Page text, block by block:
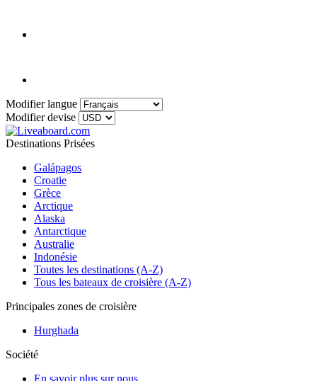
Modifier langue
Modifier devise
Destinations Prisées
Galápagos
Croatie
Grèce
Arctique
Alaska
Antarctique
Australie
Indonésie
Toutes les destinations (A-Z)
Tous les bateaux de croisière (A-Z)
Principales zones de croisière
Hurghada
Société
En savoir plus sur nous